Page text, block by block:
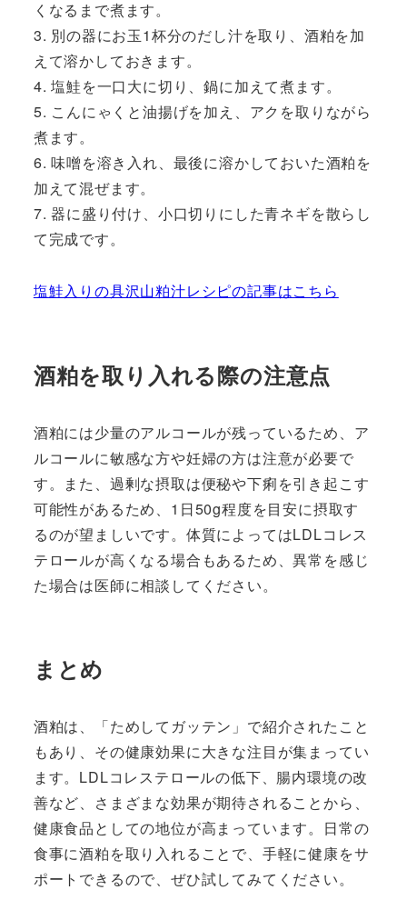
くなるまで煮ます。
3. 別の器にお玉1杯分のだし汁を取り、酒粕を加
えて溶かしておきます。
4. 塩鮭を一口大に切り、鍋に加えて煮ます。
5. こんにゃくと油揚げを加え、アクを取りながら
煮ます。
6. 味噌を溶き入れ、最後に溶かしておいた酒粕を
加えて混ぜます。
7. 器に盛り付け、小口切りにした青ネギを散らし
て完成です。
塩鮭入りの具沢山粕汁レシピの記事はこちら
酒粕を取り入れる際の注意点
酒粕には少量のアルコールが残っているため、ア
ルコールに敏感な方や妊婦の方は注意が必要で
す。また、過剰な摂取は便秘や下痢を引き起こす
可能性があるため、1日50g程度を目安に摂取す
るのが望ましいです。体質によってはLDLコレス
テロールが高くなる場合もあるため、異常を感じ
た場合は医師に相談してください。
まとめ
酒粕は、「ためしてガッテン」で紹介されたこと
もあり、その健康効果に大きな注目が集まってい
ます。LDLコレステロールの低下、腸内環境の改
善など、さまざまな効果が期待されることから、
健康食品としての地位が高まっています。日常の
食事に酒粕を取り入れることで、手軽に健康をサ
ポートできるので、ぜひ試してみてください。